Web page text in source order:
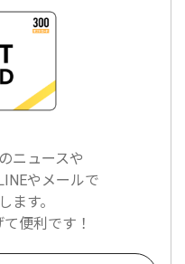
ニュースや
やメールで
ます。
便利です！